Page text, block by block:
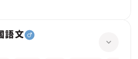
語文